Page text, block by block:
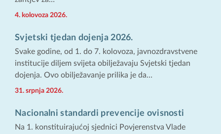
4. kolovoza 2026.
Svjetski tjedan dojenja 2026.
Svake godine, od 1. do 7. kolovoza, javnozdravstvene
institucije diljem svijeta obilježavaju Svjetski tjedan
dojenja. Ovo obilježavanje prilika je da…
31. srpnja 2026.
Nacionalni standardi prevencije ovisnosti
Na 1. konstituirajućoj sjednici Povjerenstva Vlade